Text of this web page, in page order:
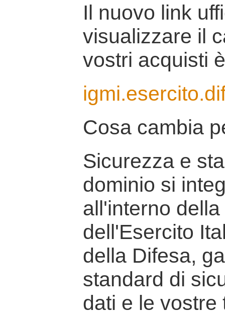
Il nuovo link
visualizzare il
vostri acquisti
Cosa cambia
Sicurezza e
dominio si
all'interno
dell'Esercito
della Difesa,
standard di
dati e le vostre